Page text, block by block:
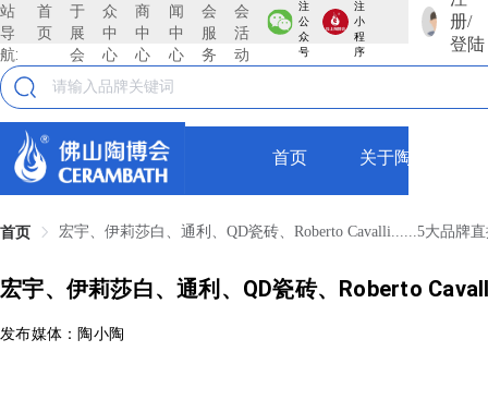
站
导
航:
首
页
于
展
会
众
中
心
商
中
心
闻
中
心
会
服
务
会
活
动
注
公
众
号
注
小
程
序
册/
登陆
首页 关于陶博会
首页 宏宇、伊莉莎白、通利、QD瓷砖、Roberto Cavalli......5大品牌
宏宇、伊莉莎白、通利、QD瓷砖、Roberto
发布媒体：陶小陶